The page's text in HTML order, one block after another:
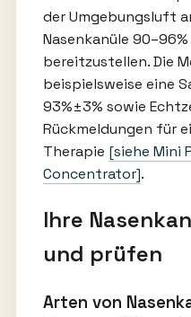
der Umgebungsluft
Nasenkanüle 90–96%
bereitzustellen. Die
beispielsweise eine
93%±3% sowie
Rückmeldungen für
Therapie [siehe Mini
Concentrator].
Ihre
und prüfen
Arten von